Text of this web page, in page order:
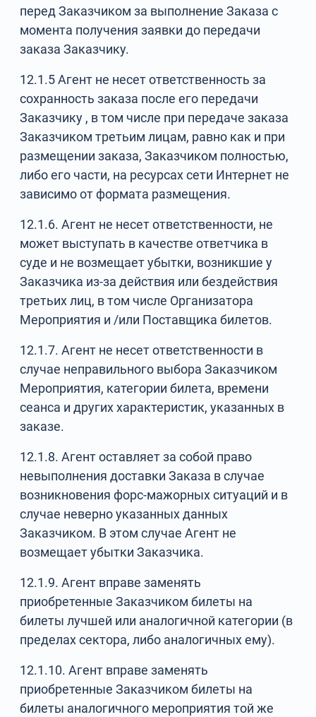
перед Заказчиком за выполнение Заказа с
момента получения заявки до передачи
заказа Заказчику.
12.1.5 Агент не несет ответственность за
сохранность заказа после его передачи
Заказчику , в том числе при передаче заказа
Заказчиком третьим лицам, равно как и при
размещении заказа, Заказчиком полностью,
либо его части, на ресурсах сети Интернет не
зависимо от формата размещения.
12.1.6. Агент не несет ответственности, не
может выступать в качестве ответчика в
суде и не возмещает убытки, возникшие у
Заказчика из-за действия или бездействия
третьих лиц, в том числе Организатора
Мероприятия и /или Поставщика билетов.
12.1.7. Агент не несет ответственности в
случае неправильного выбора Заказчиком
Мероприятия, категории билета, времени
сеанса и других характеристик, указанных в
заказе.
12.1.8. Агент оставляет за собой право
невыполнения доставки Заказа в случае
возникновения форс-мажорных ситуаций и в
случае неверно указанных данных
Заказчиком. В этом случае Агент не
возмещает убытки Заказчика.
12.1.9. Агент вправе заменять
приобретенные Заказчиком билеты на
билеты лучшей или аналогичной категории (в
пределах сектора, либо аналогичных ему).
12.1.10. Агент вправе заменять
приобретенные Заказчиком билеты на
билеты аналогичного мероприятия той же